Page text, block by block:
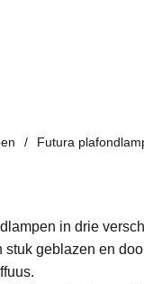
Futura
in drie
stuk geblazen en